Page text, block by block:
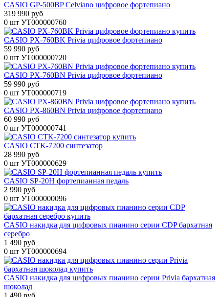
CASIO GP-500BP Celviano цифровое фортепиано
319 990 руб
0 шт УТ000000760
CASIO PX-760BK Privia цифровое фортепиано
59 990 руб
0 шт УТ000000720
CASIO PX-760BN Privia цифровое фортепиано
59 990 руб
0 шт УТ000000719
CASIO PX-860BN Privia цифровое фортепиано
60 990 руб
0 шт УТ000000741
CASIO CTK-7200 синтезатор
28 990 руб
0 шт УТ000000629
CASIO SP-20H фортепианная педаль
2 990 руб
0 шт УТ000000096
CASIO накидка для цифровых пианино серии CDP бархатная
серебро
1 490 руб
0 шт УТ000000694
CASIO накидка для цифровых пианино серии Privia бархатная
шоколад